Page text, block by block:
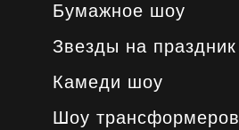
Бумажное шоу
Звезды на праздник
Камеди шоу
Шоу трансформеров